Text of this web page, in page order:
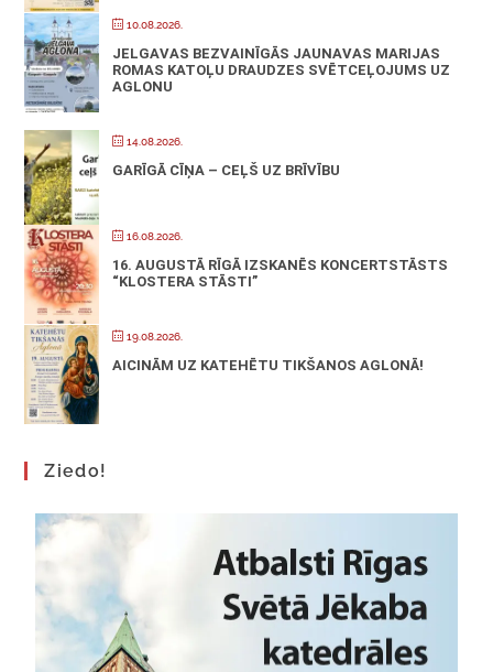
10.08.2026.
JELGAVAS BEZVAINĪGĀS JAUNAVAS MARIJAS
ROMAS KATOĻU DRAUDZES SVĒTCEĻOJUMS UZ
AGLONU
14.08.2026.
GARĪGĀ CĪŅA – CEĻŠ UZ BRĪVĪBU
16.08.2026.
16. AUGUSTĀ RĪGĀ IZSKANĒS KONCERTSTĀSTS
“KLOSTERA STĀSTI”
19.08.2026.
AICINĀM UZ KATEHĒTU TIKŠANOS AGLONĀ!
Ziedo!